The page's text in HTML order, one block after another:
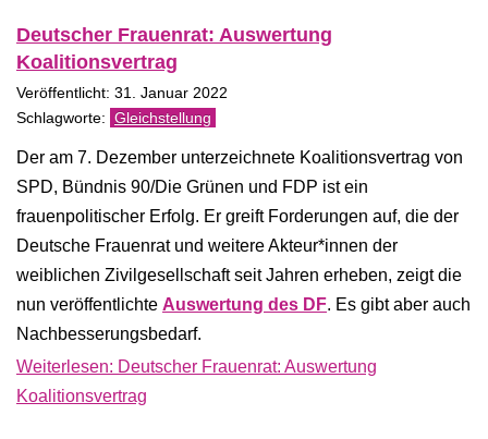
Deutscher Frauenrat: Auswertung
Koalitionsvertrag
Veröffentlicht: 31. Januar 2022
Gleichstellung
Der am 7. Dezember unterzeichnete Koalitionsvertrag von
SPD, Bündnis 90/Die Grünen und FDP ist ein
frauenpolitischer Erfolg. Er greift Forderungen auf, die der
Deutsche Frauenrat und weitere Akteur*innen der
weiblichen Zivilgesellschaft seit Jahren erheben, zeigt die
nun veröffentlichte Auswertung des DF. Es gibt aber auch
Nachbesserungsbedarf.
Weiterlesen: Deutscher Frauenrat: Auswertung
Koalitionsvertrag